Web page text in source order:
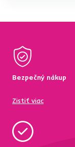
Bezpečný nákup
Zistiť viac